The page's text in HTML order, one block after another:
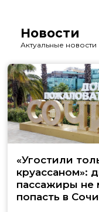
Новости
Актуальные новости
«Угостили
круассаном»:
пассажиры не
попасть в Сочи